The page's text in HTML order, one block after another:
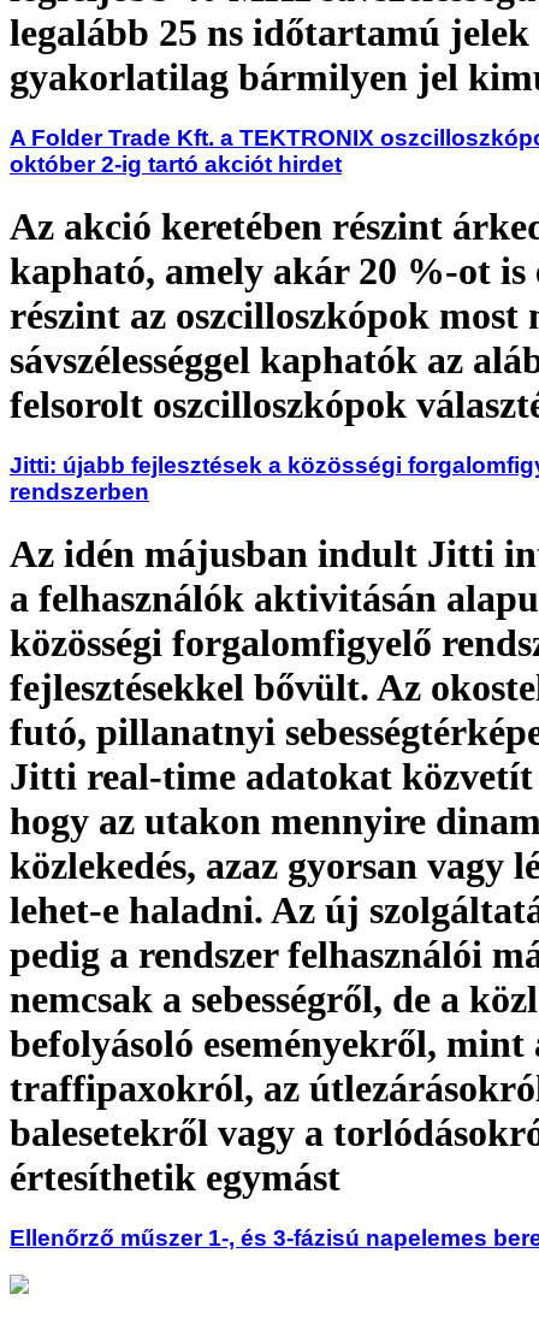
legalább 25 ns időtartamú jelek
gyakorlatilag bármilyen jel
A Folder Trade Kft. a TEKTRONIX
október 2-ig tartó akciót hirdet
Az akció keretében részint
kapható, amely akár 20 %-ot is
részint az oszcilloszkópok most
sávszélességgel kaphatók az
felsorolt oszcilloszkópok
Jitti: újabb fejlesztések a közösségi
rendszerben
Az idén májusban indult Jitti
a felhasználók aktivitásán
közösségi forgalomfigyelő
fejlesztésekkel bővült. Az
futó, pillanatnyi
Jitti real-time adatokat
hogy az utakon mennyire
közlekedés, azaz gyorsan vagy
lehet-e haladni. Az új
pedig a rendszer felhasználói
nemcsak a sebességről, de a
befolyásoló eseményekről, mint
traffipaxokról, az
balesetekről vagy a
értesíthetik egymást
Ellenőrző műszer 1-, és 3-fázisú napelemes